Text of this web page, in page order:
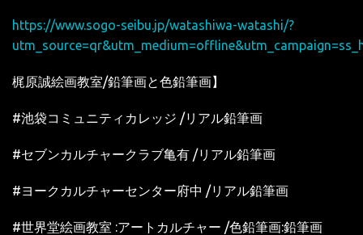
https://www.sogo-seibu.jp/watashiwa-watashi/?
梶原誠絵画教室/鉛筆画と色鉛筆画】
#池袋コミュニティカレッジ /リアル鉛筆画
#セブンカルチャークラブ亀有 /リアル鉛筆画
#ヨークカルチャーセンター府中 /リアル鉛筆画
#世界堂絵画教室 :アートカルチャー /色鉛筆画:鉛筆画